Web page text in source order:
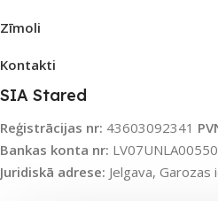
Zīmoli
Kontakti
SIA Stared
Reģistrācijas nr: 43603092341
Bankas konta nr:
Juridiskā adrese: Jelgava,